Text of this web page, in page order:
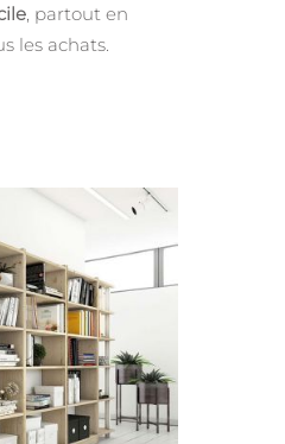
, partout en
les achats.